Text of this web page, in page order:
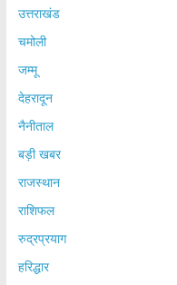
उत्तराखंड
चमोली
जम्मू
देहरादून
नैनीताल
बड़ी खबर
राजस्थान
राशिफल
रुद्रप्रयाग
हरिद्धार